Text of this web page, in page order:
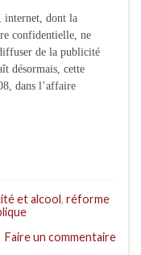
internet, dont la
confidentielle, ne
de la publicité
désormais, cette
dans l’affaire
et alcool, réforme
Faire un commentaire